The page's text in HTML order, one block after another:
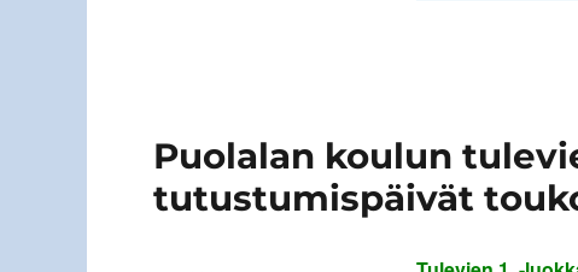
Puolalan koulun
tutustumispäivät